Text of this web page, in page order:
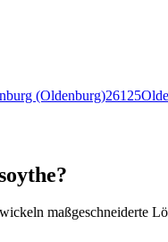
(Oldenburg)26125
maßgeschneiderte